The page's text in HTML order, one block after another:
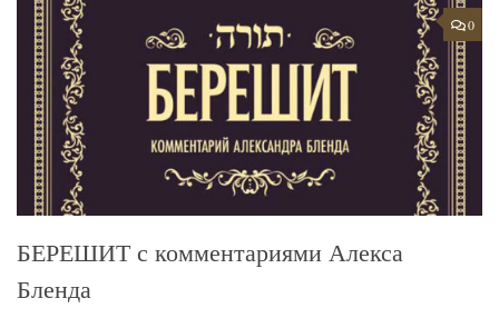
0
БЕРЕШИТ с комментариями Алекса
Бленда